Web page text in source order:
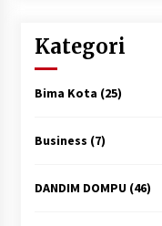
Kategori
Bima Kota (25)
Business (7)
DANDIM DOMPU(46)